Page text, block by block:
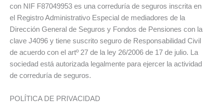
con NIF F87049953 es una correduría de seguros inscrita en
el Registro Administrativo Especial de mediadores de la
Dirección General de Seguros y Fondos de Pensiones con la
clave J4096 y tiene suscrito seguro de Responsabilidad Civil
de acuerdo con el artº 27 de la ley 26/2006 de 17 de julio. La
sociedad está autorizada legalmente para ejercer la actividad
de correduría de seguros.
POLÍTICA DE PRIVACIDAD